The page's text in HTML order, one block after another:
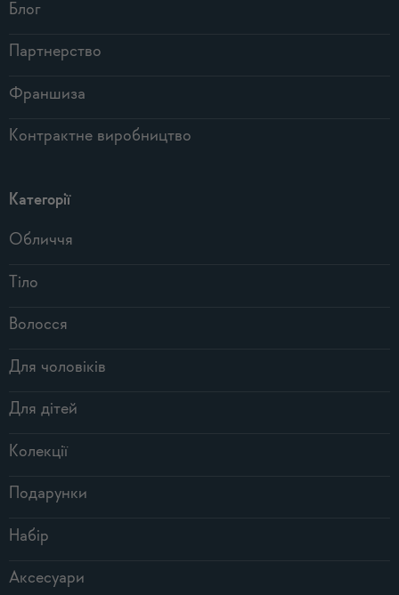
Блог
Партнерство
Франшиза
Контрактне виробництво
Категорії
Обличчя
Тіло
Волосся
Для чоловіків
Для дітей
Колекції
Подарунки
Набір
Аксесуари